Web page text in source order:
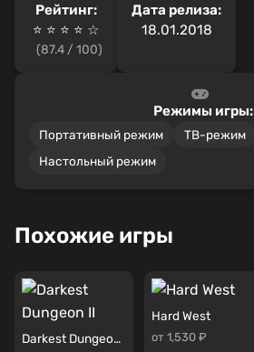
Рейтинг:
⭐ ⭐ ⭐ ⭐ ☆
(87.4 / 100)
Дата релиза:
18.01.2018
Режимы игры:
Портативный режим
ТВ-режим
Настольный режим
Похожие игры
Darkest Dungeon II
Hard West
от 1,530 ₽